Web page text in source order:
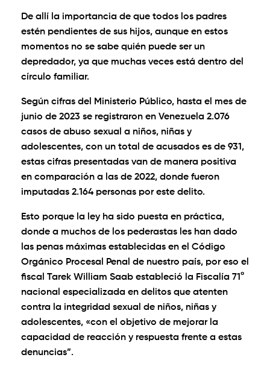
De allí la importancia de que todos los padres
estén pendientes de sus hijos, aunque en estos
momentos no se sabe quién puede ser un
depredador, ya que muchas veces está dentro del
círculo familiar.
Según cifras del Ministerio Público, hasta el mes de
junio de 2023 se registraron en Venezuela 2.076
casos de abuso sexual a niños, niñas y
adolescentes, con un total de acusados es de 931,
estas cifras presentadas van de manera positiva
en comparación a las de 2022, donde fueron
imputadas 2.164 personas por este delito.
Esto porque la ley ha sido puesta en práctica,
donde a muchos de los pederastas les han dado
las penas máximas establecidas en el Código
Orgánico Procesal Penal de nuestro país, por eso el
fiscal Tarek William Saab estableció la Fiscalía 71°
nacional especializada en delitos que atenten
contra la integridad sexual de niños, niñas y
adolescentes, «con el objetivo de mejorar la
capacidad de reacción y respuesta frente a estas
denuncias”.